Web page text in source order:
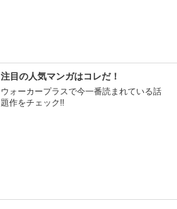
注目の人気マンガはコレだ！
ウォーカープラスで今一番読まれている話
題作をチェック!!